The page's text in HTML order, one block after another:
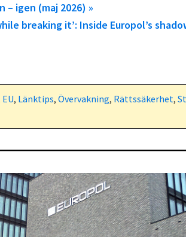
– igen (maj 2026) »
breaking it’: Inside Europol’s
EU, Länktips, Övervakning, Rättssäkerhet,